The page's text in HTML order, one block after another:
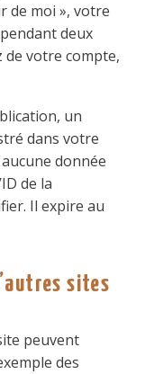
de moi », votre
deux
de votre compte,
un
dans votre
donnée
de la
Il expire au
sites
peuvent
des